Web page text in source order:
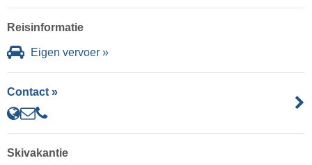
Reisinformatie
Eigen vervoer »
Contact »
Skivakantie